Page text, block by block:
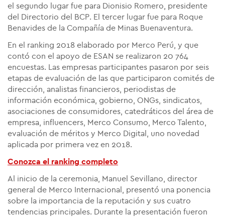
el segundo lugar fue para Dionisio Romero, presidente
del Directorio del BCP. El tercer lugar fue para Roque
Benavides de la Compañía de Minas Buenaventura.
En el ranking 2018 elaborado por Merco Perú, y que
contó con el apoyo de ESAN se realizaron 20 764
encuestas. Las empresas participantes pasaron por seis
etapas de evaluación de las que participaron comités de
dirección, analistas financieros, periodistas de
información económica, gobierno, ONGs, sindicatos,
asociaciones de consumidores, catedráticos del área de
empresa, influencers, Merco Consumo, Merco Talento,
evaluación de méritos y Merco Digital, uno novedad
aplicada por primera vez en 2018.
Conozca el ranking completo
Al inicio de la ceremonia, Manuel Sevillano, director
general de Merco Internacional, presentó una ponencia
sobre la importancia de la reputación y sus cuatro
tendencias principales. Durante la presentación fueron